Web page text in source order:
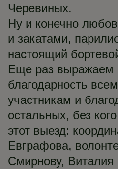
Черевиных.
Ну и конечно
и закатами,
настоящий
Еще раз выражаем
благодарность
участникам и
остальных, без
этот выезд:
Евграфова,
Смирнову, Виталия